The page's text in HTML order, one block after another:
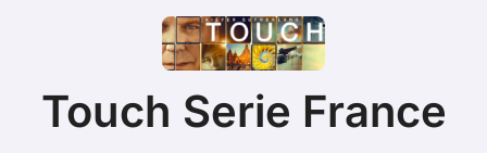
Touch Serie France